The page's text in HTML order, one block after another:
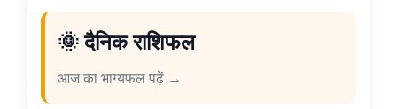
🌞 दैनिक राशिफल
आज का भाग्यफल पढ़ें →